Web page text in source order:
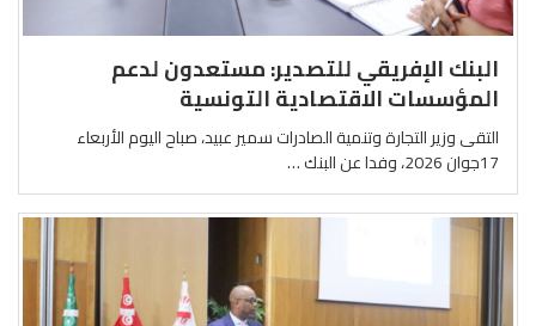
البنك الإفريقي للتصدير: مستعدون لدعم
المؤسسات الاقتصادية التونسية
التقى وزير التجارة وتنمية الصادرات سمير عبيد، صباح اليوم الأربعاء
17جوان 2026، وفدا عن البنك …